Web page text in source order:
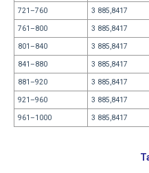
721–760
3 885,8417
761–800
3 885,8417
801–840
3 885,8417
841–880
3 885,8417
881–920
3 885,8417
921–960
3 885,8417
961–1000
3 885,8417